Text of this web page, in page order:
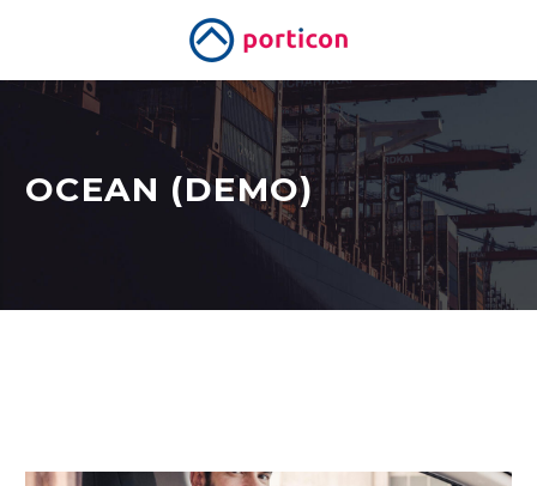
OCEAN (DEMO)